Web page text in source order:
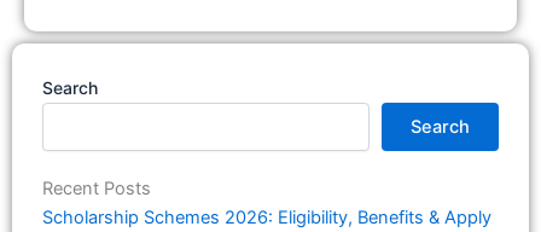
Search
Search
Recent Posts
Scholarship Schemes 2026: Eligibility, Benefits & Apply